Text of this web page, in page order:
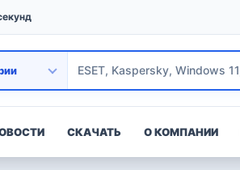
СКАЧАТЬ О КОМПАНИИ